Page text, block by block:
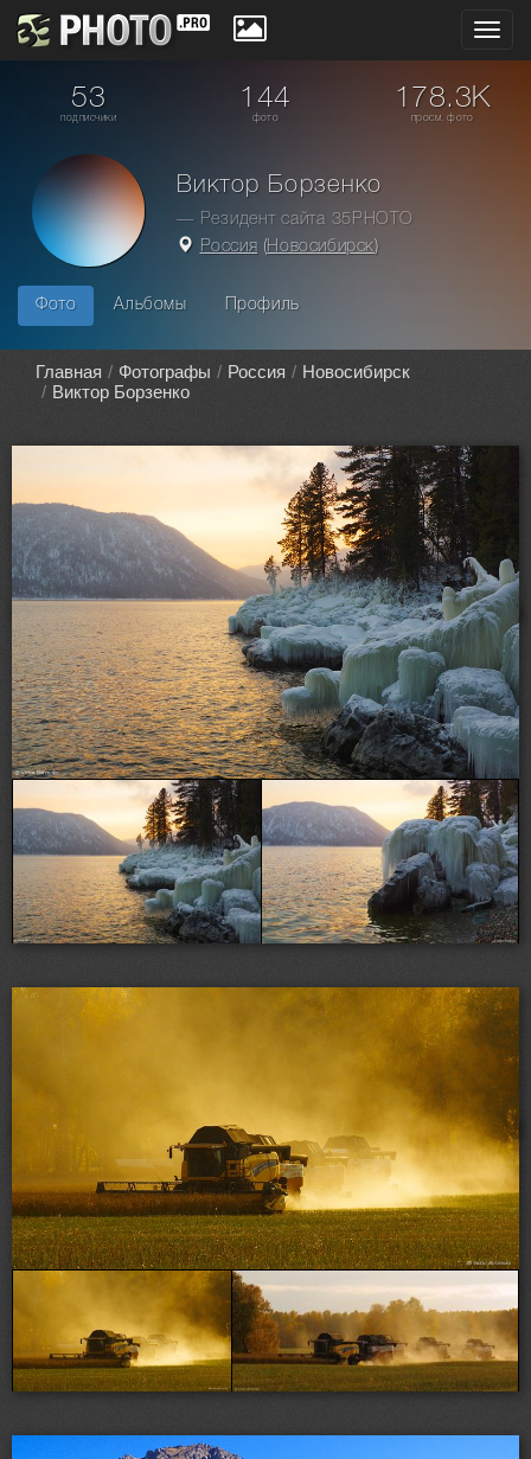
53
подписчики
144
фото
178.3K
просм. фото
Виктор Борзенко
— Резидент сайта 35PHOTO
Россия (Новосибирск)
Фото Альбомы Профиль
Главная Фотографы Россия
Новосибирск
Виктор Борзенко